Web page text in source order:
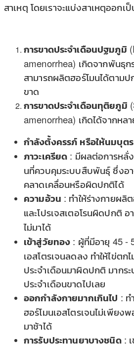
สาเหตุ โดยเราจะแบ่งสาเหตุออก
การขาดประจำเดือนปฐมภูมิ
amenorrhea) เกิดจากพันธุก
สามารถผลิตฮอร์โมนได้ตามป
ขาด
การขาดประจำเดือนทุติยภูมิ
amenorrhea) เกิดได้จากหล
กำลังตั้งครรภ์ หรือให้นมบุตร
ภาวะเครียด : มีผลต่อการหลั่ง
นที่ควบคุมระบบสืบพันธุ์ ซึ่งอา
คลาดเคลื่อนหรือผิดปกติได้
ความอ้วน : ทำให้ร่างกายผลิ
และโปรเจสเตอโรนผิดปกติ
ไม่มาได้
เข้าสู่วัยทอง : ผู้ที่มีอายุ 45 -
เอสโตรเจนลดลง ทำให้ไข่ตก
ประจำเดือนมาผิดปกติ มากร
ประจำเดือนขาดไปเลย
ออกกำลังกายมากเกินไป : ท
ฮอร์โมนเอสโตรเจนไม่เพียง
มาช้าได้
การรับประทานยาบางชนิด: เ